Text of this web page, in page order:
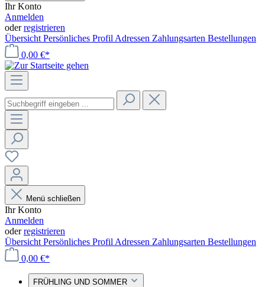
Ihr Konto
Anmelden
oderregistrieren
Übersicht Persönliches Profil Adressen Zahlungsarten Bestellungen
0,00 €*
Menü schließen
Ihr Konto
Anmelden
oderregistrieren
Übersicht Persönliches Profil Adressen Zahlungsarten Bestellungen
0,00 €*
FRÜHLING UND SOMMER